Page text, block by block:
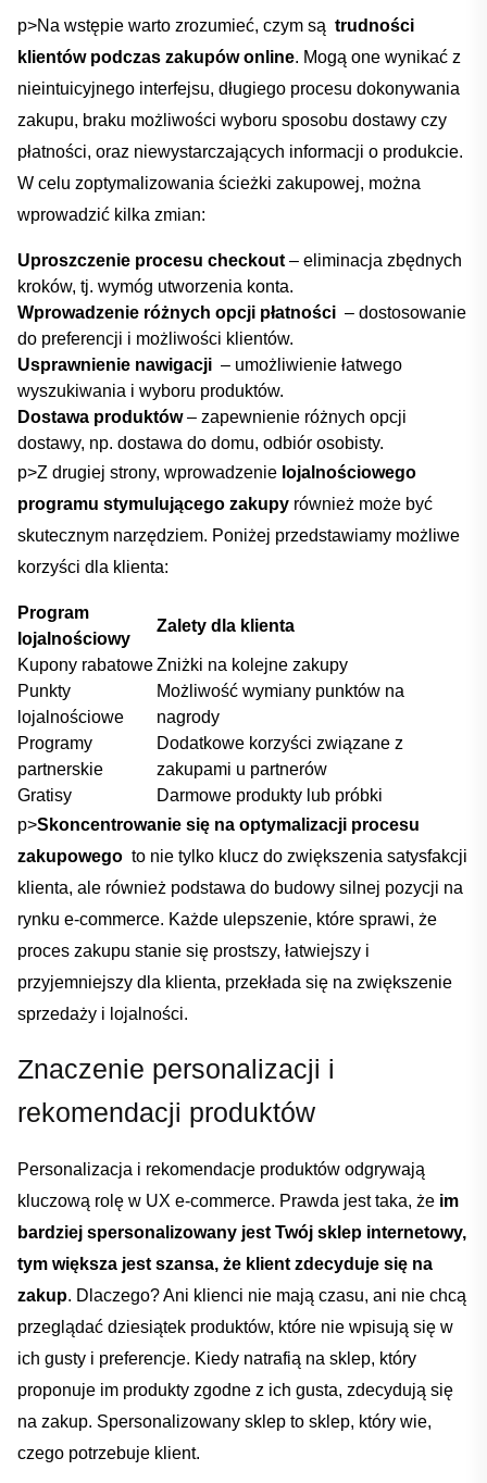
p>Na wstępie warto zrozumieć, czym są ⁢ trudności ​
klientów podczas ​zakupów online. Mogą one ​wynikać⁣ z
nieintuicyjnego ‍interfejsu, ‌długiego procesu dokonywania
zakupu, braku możliwości‌ wyboru⁤ sposobu ​dostawy czy
płatności, oraz⁤ niewystarczających informacji o⁤ produkcie.⁣
W‍ celu⁣ zoptymalizowania ścieżki ⁣zakupowej, można
wprowadzić kilka zmian:
Uproszczenie procesu checkout – eliminacja⁤ zbędnych⁣
kroków, tj. wymóg utworzenia konta.
Wprowadzenie ⁢różnych opcji płatności ​ – dostosowanie
do preferencji i ⁤możliwości klientów.
Usprawnienie nawigacji ​ – ⁣umożliwienie‍ łatwego
wyszukiwania‍ i wyboru produktów.
Dostawa produktów⁣– zapewnienie‍ różnych opcji
dostawy,⁣ np. ⁤dostawa do domu, odbiór osobisty.
p>Z drugiej strony, wprowadzenie lojalnościowego
⁣programu stymulującego ⁣zakupy również może być
‌skutecznym ​narzędziem. Poniżej przedstawiamy możliwe
⁤korzyści dla klienta:
Program
lojalnościowy
Zalety dla klienta
Kupony⁢ rabatoweZniżki na kolejne zakupy
Punkty‌
lojalnościowe
Możliwość wymiany punktów na
nagrody
Programy
partnerskie
Dodatkowe‌ korzyści związane z
zakupami u partnerów
Gratisy
Darmowe produkty lub próbki
p>Skoncentrowanie się na optymalizacji ‌procesu
zakupowego ⁣ to ⁣nie⁣ tylko klucz do zwiększenia ​satysfakcji
klienta, ​ale również podstawa do⁤ budowy silnej pozycji ⁢na
rynku‌ e-commerce. Każde ulepszenie, które sprawi, ‌że
proces zakupu stanie się prostszy, łatwiejszy i
‍przyjemniejszy⁣ dla ​klienta,​ przekłada się na zwiększenie
sprzedaży ​i lojalności.
Znaczenie personalizacji i
rekomendacji produktów
Personalizacja i⁢ rekomendacje produktów odgrywają⁣
kluczową rolę w‌ UX e-commerce. Prawda ⁤jest taka, że im⁤
bardziej spersonalizowany jest Twój sklep internetowy,
tym większa jest ​szansa, że klient⁤ zdecyduje się na‍
zakup. Dlaczego? Ani klienci nie mają czasu, ani nie ‍chcą
przeglądać dziesiątek produktów, które⁢ nie wpisują ⁣się​ w‌
ich gusty i preferencje. Kiedy natrafią​ na ‌sklep, ‌który
proponuje im⁣ produkty zgodne z ‍ich gusta, zdecydują‌ się
na zakup. Spersonalizowany‌ sklep to sklep, który wie,⁣
czego potrzebuje ⁢klient.
Dodano do koszyka